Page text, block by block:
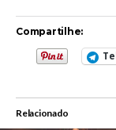
Compartilhe:
Relacionado